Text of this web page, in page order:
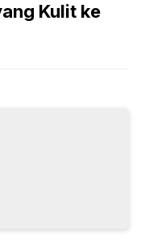
Kulit ke